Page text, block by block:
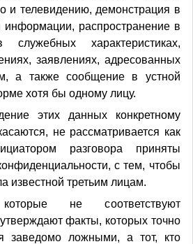
и телевидению, демонстрация в
информации, распространение в
характеристиках,
заявлениях, адресованных
а также сообщение в устной
хотя бы одному лицу.
этих данных конкретному
не рассматривается как
разговора приняты
с тем, чтобы
известной третьим лицам.
не соответствуют
факты, которых точно
заведомо ложными, а тот, кто